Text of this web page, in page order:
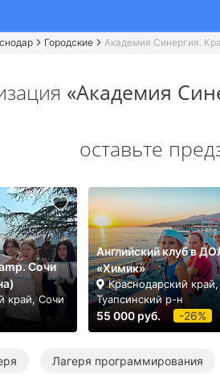
Городские Академия Синергия.
«Академия
оставьте
Сочи
край, Сочи
Английский клуб в
«Химик»
Краснодарский край,
Туапсинский р-н
55 000 руб. -26%
Лагеря программирования